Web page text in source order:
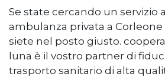
Se state cercando un servizio
ambulanza privata a
siete nel posto giusto.
luna è il vostro partner di
trasporto sanitario di alta